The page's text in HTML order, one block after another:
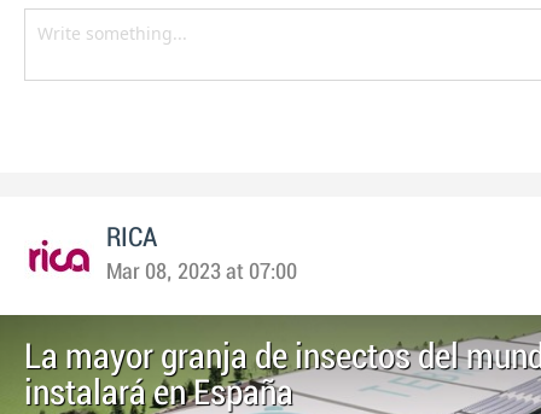
RICA
Mar 08, 2023 at 07:00
La mayor granja de insectos del
instalará en España